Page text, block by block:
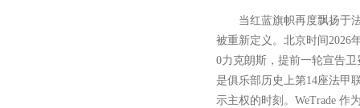
当红蓝旗帜再度飘扬于法
被重新定义。北京时间2026
0力克朗斯，提前一轮宣告
是俱乐部历史上第14座法甲
示主权的时刻。WeTrade 作